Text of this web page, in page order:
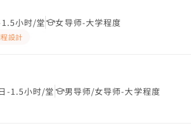
小时/堂 女导师-大学程度
設計
-1.5小时/堂 男导师/女导师-大学程度